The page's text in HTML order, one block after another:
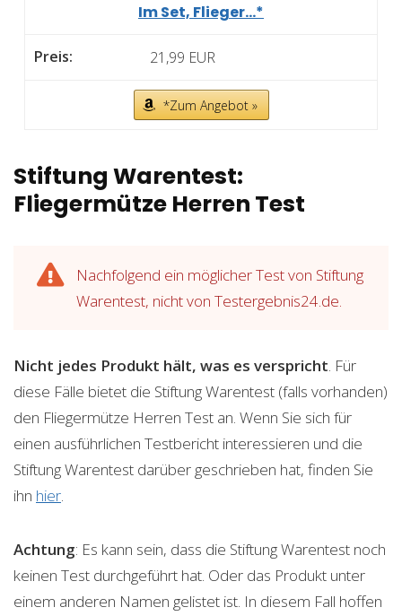
Im Set, Flieger...*
21,99 EUR
*Zum Angebot »
Stiftung Warentest:
Fliegermütze Herren Test
Nachfolgend ein möglicher Test von Stiftung
Warentest, nicht von Testergebnis24.de.
Nicht jedes Produkt hält, was es verspricht. Für
diese Fälle bietet die Stiftung Warentest (falls vorhanden)
den Fliegermütze Herren Test an. Wenn Sie sich für
einen ausführlichen Testbericht interessieren und die
Stiftung Warentest darüber geschrieben hat, finden Sie
ihn hier.
Achtung: Es kann sein, dass die Stiftung Warentest noch
keinen Test durchgeführt hat. Oder das Produkt unter
einem anderen Namen gelistet ist. In diesem Fall hoffen